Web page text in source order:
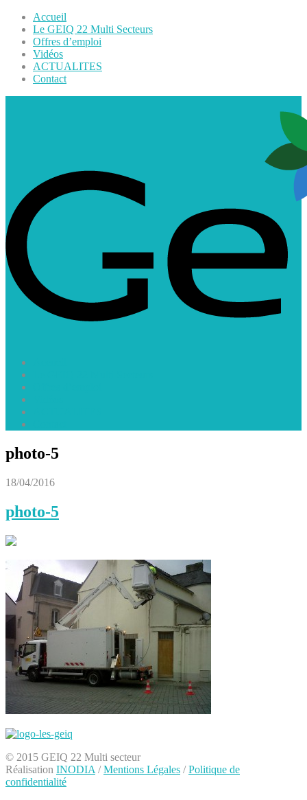
Accueil
Le GEIQ 22 Multi Secteurs
Offres d’emploi
Vidéos
ACTUALITES
Contact
photo-5
18/04/2016
photo-5
© 2015 GEIQ 22 Multi secteur
Réalisation INODIA /Mentions Légales /Politique de
confidentialité